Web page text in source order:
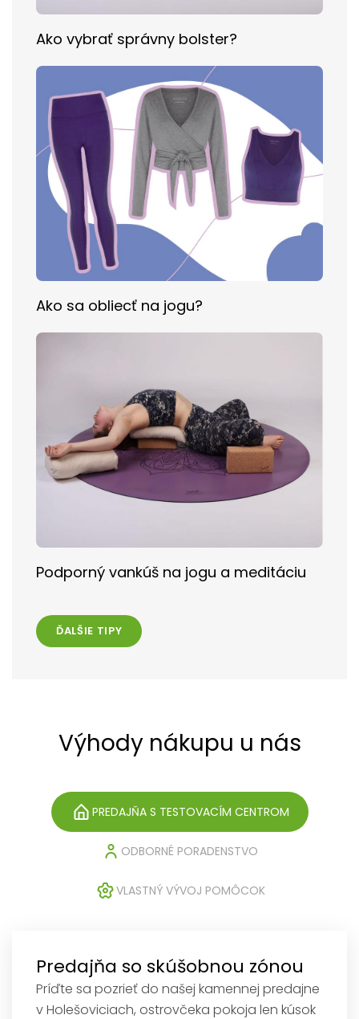
Ako vybrať správny bolster?
Ako sa obliecť na jogu?
Podporný vankúš na jogu a meditáciu
ĎALŠIE TIPY
Výhody nákupu u nás
PREDAJŇA S TESTOVACÍM CENTROM
ODBORNÉ PORADENSTVO
VLASTNÝ VÝVOJ POMÔCOK
Predajňa so skúšobnou zónou
Príďte sa pozrieť do našej kamennej predajne
v Holešoviciach, ostrovčeka pokoja len kúsok